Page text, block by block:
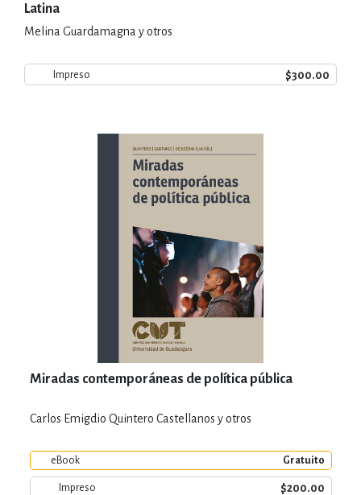
Latina
Melina Guardamagna y otros
Impreso $300.00
Miradas contemporáneas de política pública
Carlos Emigdio Quintero Castellanos y otros
eBook Gratuito
Impreso $200.00